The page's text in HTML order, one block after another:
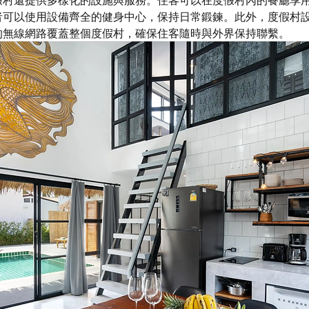
以使用設備齊全的健身中心，保持日常鍛鍊。此外，度假村
線網路覆蓋整個度假村，確保住客隨時與外界保持聯繫。